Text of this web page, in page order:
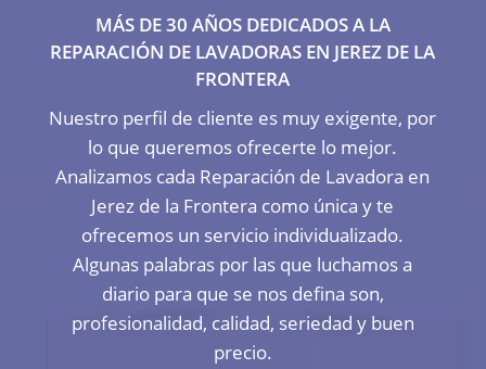
MÁS DE 30 AÑOS DEDICADOS A LA
REPARACIÓN DE LAVADORAS EN JEREZ DE LA
FRONTERA
Nuestro perfil de cliente es muy exigente, por
lo que queremos ofrecerte lo mejor.
Analizamos cada Reparación de Lavadora en
Jerez de la Frontera como única y te
ofrecemos un servicio individualizado.
Algunas palabras por las que luchamos a
diario para que se nos defina son,
profesionalidad, calidad, seriedad y buen
precio.